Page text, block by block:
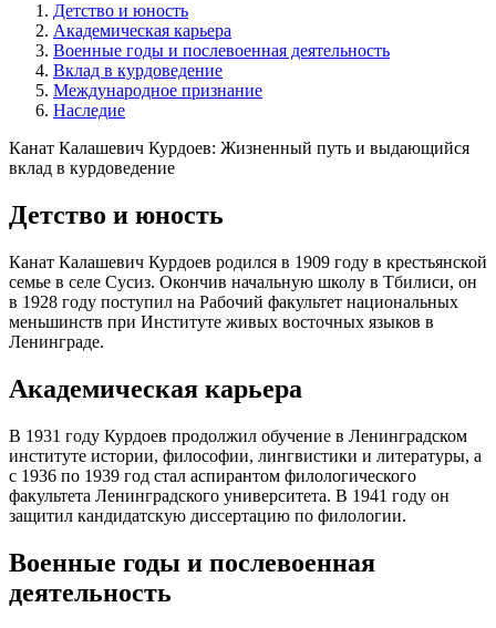
Детство и юность
Академическая карьера
Военные годы и послевоенная деятельность
Вклад в курдоведение
Международное признание
Наследие
Канат Калашевич Курдоев: Жизненный путь и выдающийся
вклад в курдоведение
Детство и юность
Канат Калашевич Курдоев родился в 1909 году в крестьянской
семье в селе Сусиз. Окончив начальную школу в Тбилиси, он
в 1928 году поступил на Рабочий факультет национальных
меньшинств при Институте живых восточных языков в
Ленинграде.
Академическая карьера
В 1931 году Курдоев продолжил обучение в Ленинградском
институте истории, философии, лингвистики и литературы, а
с 1936 по 1939 год стал аспирантом филологического
факультета Ленинградского университета. В 1941 году он
защитил кандидатскую диссертацию по филологии.
Военные годы и послевоенная
деятельность